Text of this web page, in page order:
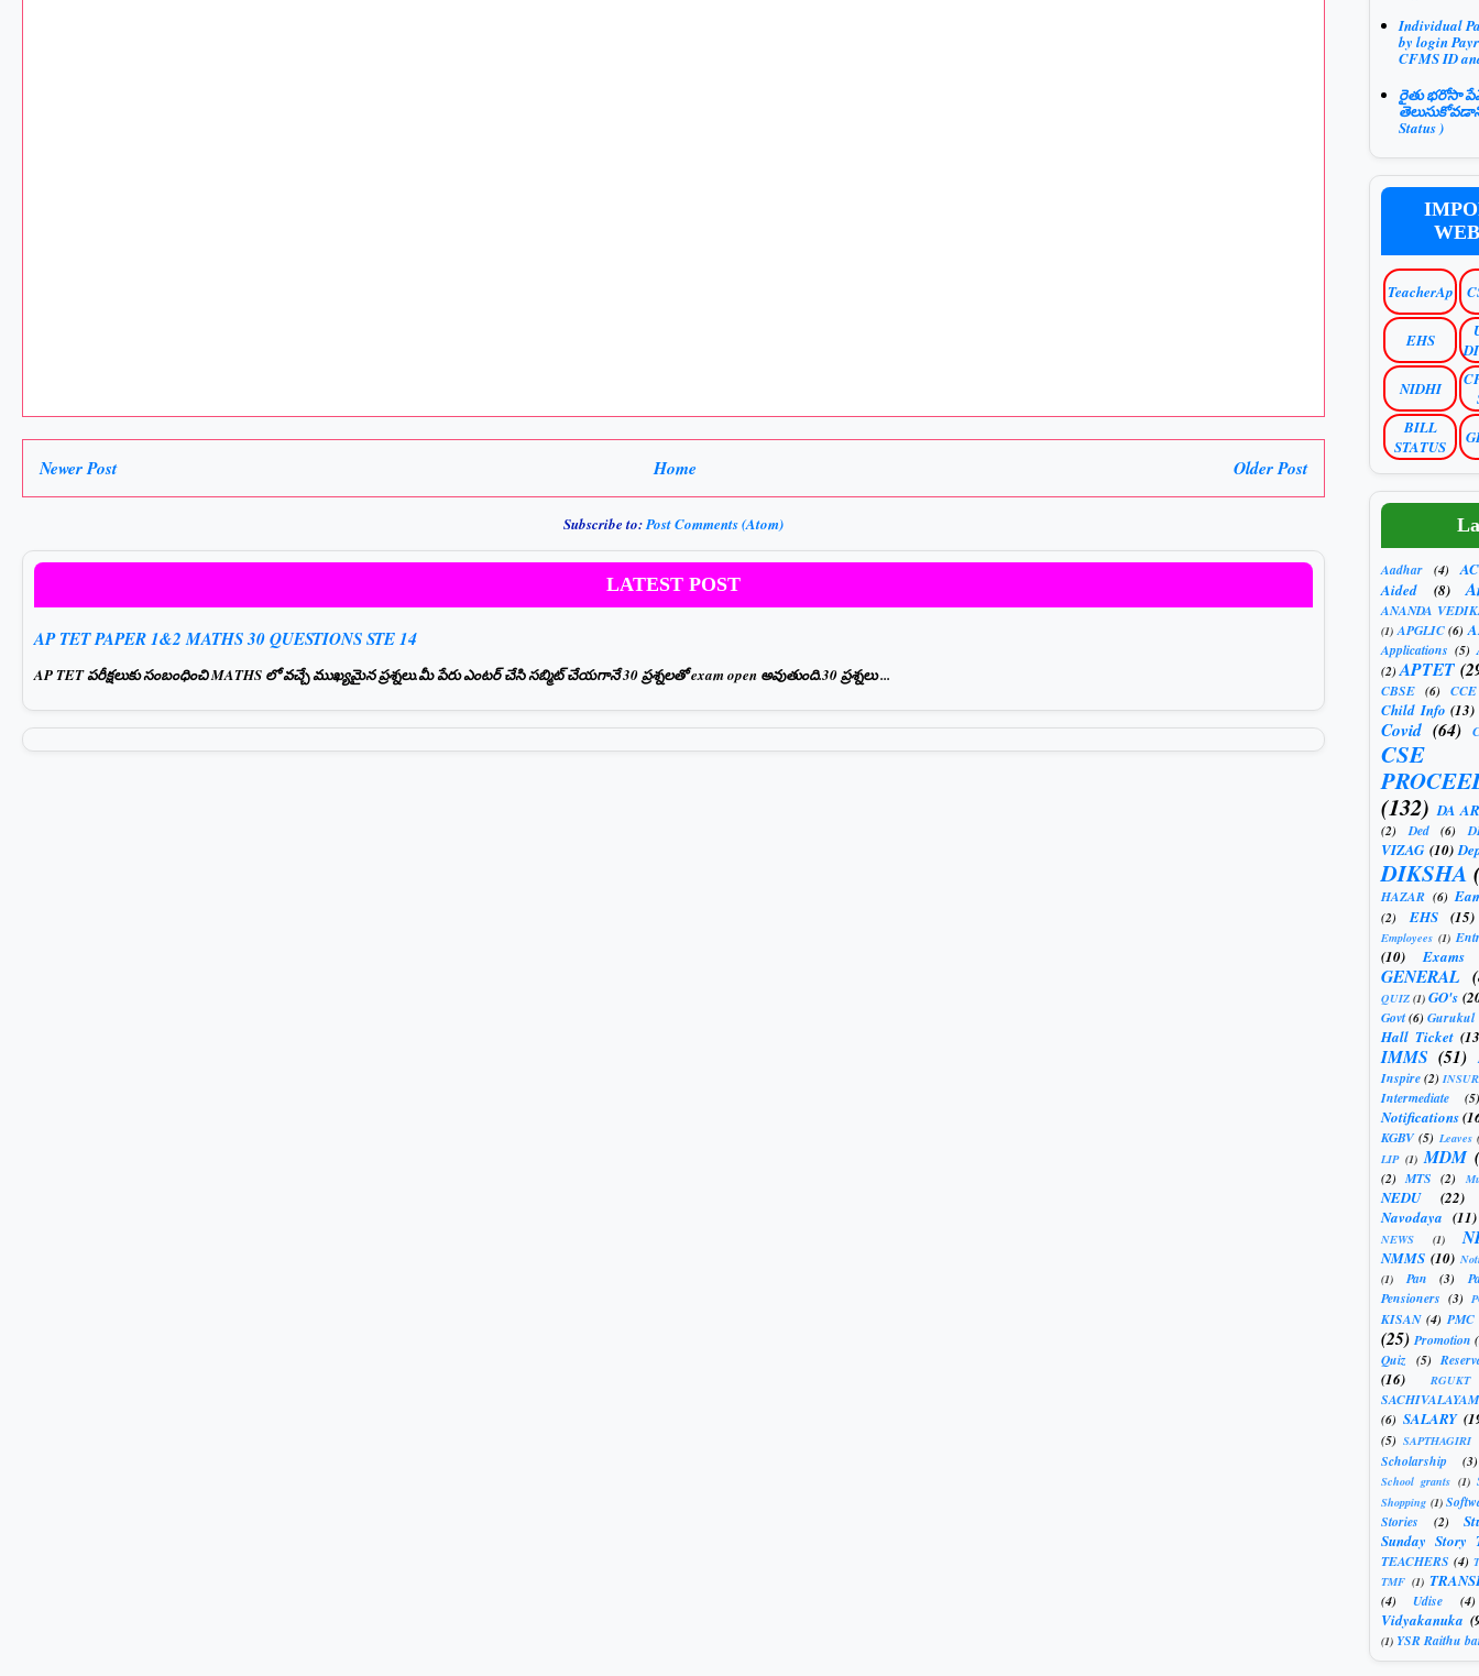
Newer Post Older Post
Home
Subscribe to:Post Comments (Atom)
LATEST POST
AP TET PAPER 1&2 MATHS 30 QUESTIONS STE 14
AP TET పరీక్షలుకు సంబంధించి MATHS లో వచ్చే ముఖ్యమైన ప్రశ్నలు.మీ పేరు ఎంటర్ చేసి సబ్మిట్ చేయగానే 30 ప్రశ్నలతో exam open అవుతుంది.30 ప్రశ్నలు ...
Individual
by login
CFMS ID
రైతు భరోసా
Status )
TeacherAp
EHS
NIDHI
BILL
STATUS
Aadhar (4)
Aided
(8)
ANANDA
(1) APGLIC (6)
Applications (5)
(2)APTET
CBSE (6) CCE
Child Info (13)
Covid (64)
CSE
(132) DA
(2) Ded (6)
VIZAG (10)
DIKSHA
HAZAR (6)
(2) EHS (15)
Employees (1)
(10) Exams
GENERAL
QUIZ (1) GO's
Govt(6)Gurukul
Hall Ticket
IMMS (51)
Inspire(2)
Intermediate (5)
Notifications
KGBV (5) Leaves
LIP (1) MDM
(2) MTS (2)
NEDU
(22)
Navodaya (11)
NEWS (1)
NMMS (10)
(1)
Pan (3)
Pensioners (3)
KISAN (4) PMC
(25) Promotion
Quiz (5)
(16) RGUKT
SACHIVALAYAM
(6) SALARY
(5) SAPTHAGIRI
Scholarship (3)
School grants (1)
Shopping (1)
Stories
(2)
Sunday Story
TEACHERS (4)
TMF (1)
(4) Udise (4)
Vidyakanuka
(1) YSR Raithu